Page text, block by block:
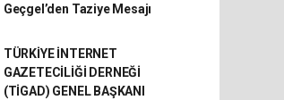
Geçgel’den Taziye Mesajı
TÜRKİYE İNTERNET
GAZETECİLİĞİ DERNEĞİ
(TİGAD) GENEL BAŞKANI